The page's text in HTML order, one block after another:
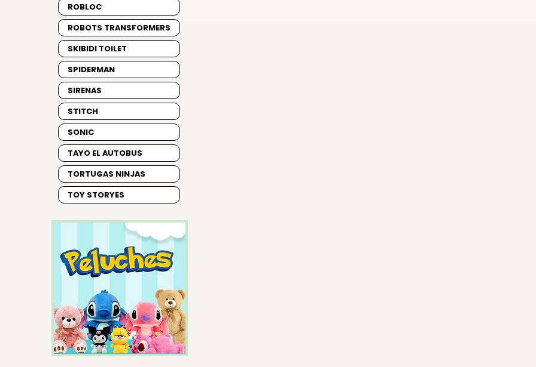
ROBLOC
ROBOTS TRANSFORMERS
SKIBIDI TOILET
SPIDERMAN
SIRENAS
STITCH
SONIC
TAYO EL AUTOBUS
TORTUGAS NINJAS
TOY STORYES